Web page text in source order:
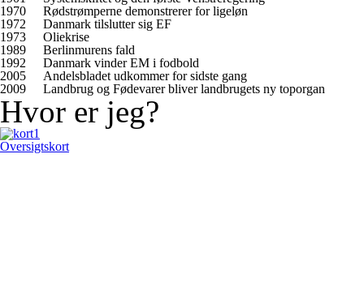
1970
Rødstrømperne demonstrerer for ligeløn
1972
Danmark tilslutter sig EF
1973
Oliekrise
1989
Berlinmurens fald
1992
Danmark vinder EM i fodbold
2005
Andelsbladet udkommer for sidste gang
2009
Landbrug og Fødevarer bliver landbrugets ny toporgan
Hvor er jeg?
Oversigtskort